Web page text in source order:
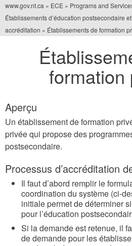
Vous
êtes
www.gov.nt.ca » ECE » Programs and
Établissements d’éducation postsecondaire et
accréditation » Établissements de formation
formation
Aperçu
Un établissement de formation
privée qui propose des
postsecondaire.
Processus d’accréditation
Il faut d’abord remplir le
coordination du système (ci-
initiale permet de déterminer
pour l’éducation
Si la demande est retenue, il
de demande pour les